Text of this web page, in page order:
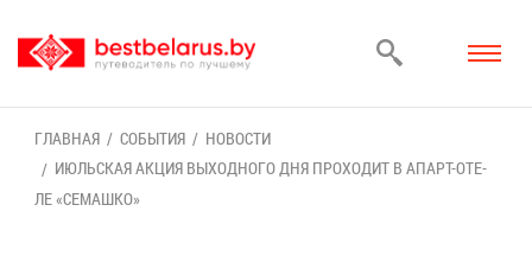
ГЛАВ­НАЯ СО­БЫ­ТИЯ
НО­ВО­СТИ
ИЮЛЬ­СКАЯ АК­ЦИЯ ВЫ­ХОД­НО­ГО ДНЯ ПРО­ХО­ДИТ В АПАРТ-ОТЕ­
ЛЕ «СЕ­МАШ­КО»